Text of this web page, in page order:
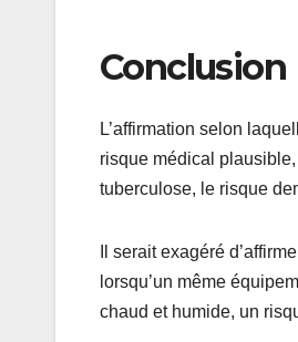
Conclusion
L’affirmation selon
risque médical
tuberculose, le risque
Il serait exagéré
lorsqu’un même
chaud et humide, un